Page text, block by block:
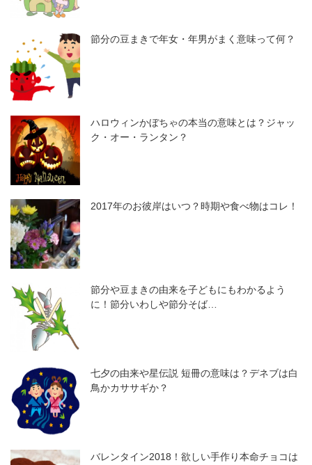
節分の豆まきで年女・年男がまく意味って何？
ハロウィンかぼちゃの本当の意味とは？ジャッ
ク・オー・ランタン？
2017年のお彼岸はいつ？時期や食べ物はコレ！
節分や豆まきの由来を子どもにもわかるよう
に！節分いわしや節分そば…
七夕の由来や星伝説 短冊の意味は？デネブは白
鳥かカササギか？
バレンタイン2018！欲しい手作り本命チョコは